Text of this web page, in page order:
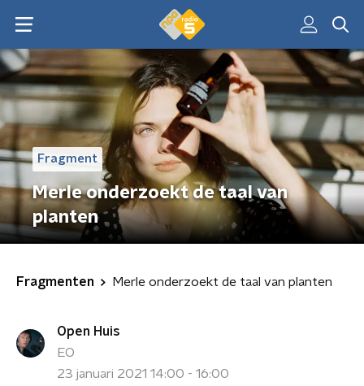
Fragment
Merle onderzoekt de taal van
planten
Fragmenten Merle onderzoekt de taal van planten
Open Huis
EO
23 januari 2021 14:00 - 16:00